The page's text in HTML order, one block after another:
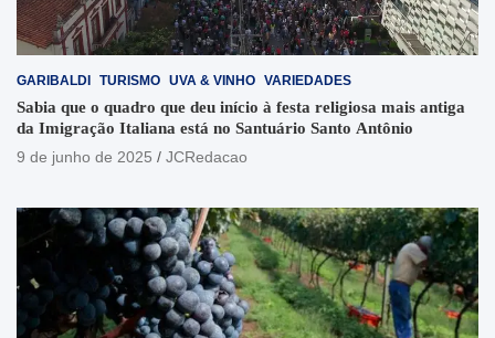
GARIBALDI TURISMO UVA & VINHO VARIEDADES
Sabia que o quadro que deu início à festa religiosa mais antiga
da Imigração Italiana está no Santuário Santo Antônio
9 de junho de 2025
JCRedacao